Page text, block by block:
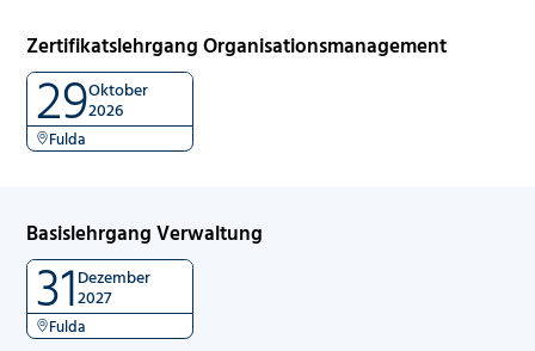
Zertifikatslehrgang Organisationsmanagement
29Oktober
2026
Fulda
Basislehrgang Verwaltung
31Dezember
2027
Fulda